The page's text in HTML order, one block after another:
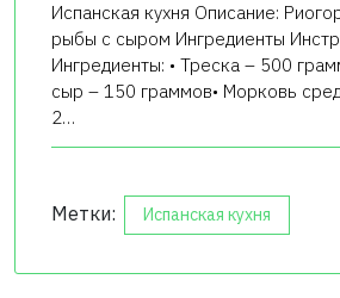
Испанская кухня Описание:
рыбы с сыром Ингредиенты
Ингредиенты: • Треска – 500
сыр – 150 граммов• Морковь
2…
Метки: Испанская кухня